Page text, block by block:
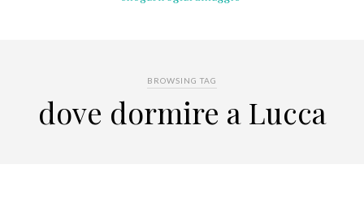
BROWSING TAG
dove dormire a Lucca